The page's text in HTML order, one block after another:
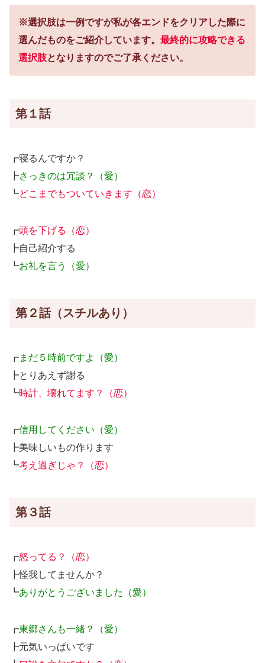
※選択肢は一例ですが私が各エンドをクリアした際に
選んだものをご紹介しています。 最終的に攻略できる
選択肢となりますのでご了承ください。
第１話
┏寝るんですか？
┣さっきのは冗談？（愛）
┗どこまでもついていきます（恋）
┏頭を下げる（恋）
┣自己紹介する
┗お礼を言う（愛）
第２話（スチルあり）
┏まだ５時前ですよ（愛）
┣とりあえず謝る
┗時計、壊れてます？（恋）
┏信用してください（愛）
┣美味しいもの作ります
┗考え過ぎじゃ？（恋）
第３話
┏怒ってる？（恋）
┣怪我してませんか？
┗ありがとうございました（愛）
┏東郷さんも一緒？（愛）
┣元気いっぱいです